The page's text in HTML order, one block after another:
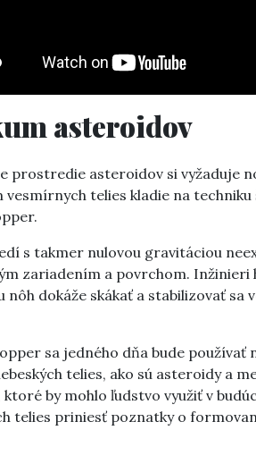
asteroidov
prostredie asteroidov si vyžaduje
vesmírnych telies kladie na
s takmer nulovou gravitáciou
zariadením a povrchom. Inžinieri
nôh dokáže skákať a stabilizovať sa
sa jedného dňa bude
telies, ako sú asteroidy a
ktoré by mohlo ľudstvo využiť v
telies priniesť poznatky o